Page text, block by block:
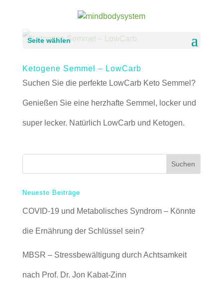
Seite wählen
Ketogene Semmel – LowCarb
Suchen Sie die perfekte LowCarb Keto Semmel?
Genießen Sie eine herzhafte Semmel, locker und
super lecker. Natürlich LowCarb und Ketogen.
Neueste Beiträge
COVID-19 und Metabolisches Syndrom – Könnte
die Ernährung der Schlüssel sein?
MBSR – Stressbewältigung durch Achtsamkeit
nach Prof. Dr. Jon Kabat-Zinn